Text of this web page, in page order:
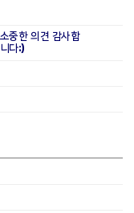
소중한 의견 감사합
니다:)